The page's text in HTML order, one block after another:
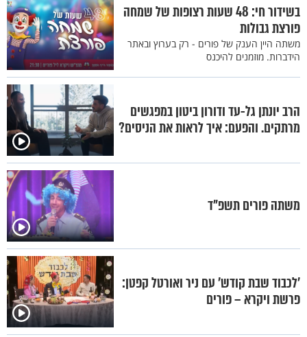
בשידור חי: 48 שעות רצופות של שמחה
פורצת גבולות
משתה היין הענק של פורים - רק בערוץ ובאתר
הידברות. מוזמנים להיכנס
הרב יונתן גל-עד ודורון ביטון במפגשים
מרתקים. והפעם: איך לראות את הניסים?
משתה פורים תשפ"ד
'לכבוד שבת קודש' עם ניר ואורטל קפטן:
פרשת ויקרא – פורים